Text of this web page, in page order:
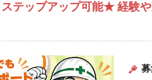
テップアップ可能★ 経験